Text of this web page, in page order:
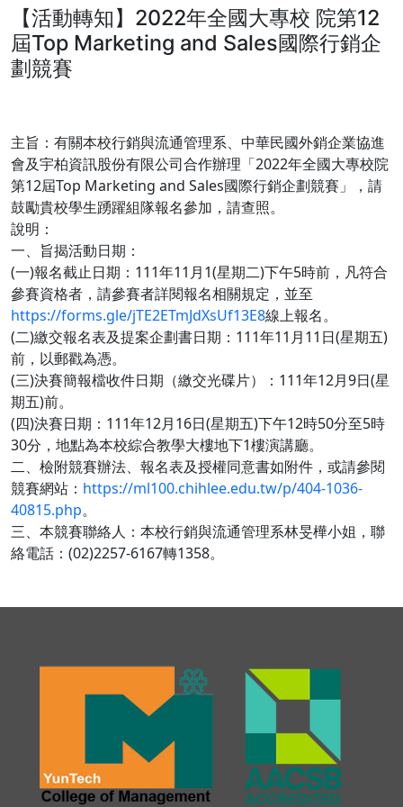
【活動轉知】2022年全國大專校 院第12
屆Top Marketing and Sales國際行銷企
劃競賽
主旨：​有關本校行銷與流通管理系、中華民國外銷企業協進
會及宇柏資訊股份有限公司合作辦理「2022年全國大專校院
第12屆Top Marketing and Sales國際行銷企劃競賽」，請
鼓勵貴校學生踴躍組隊報名參加，請查照。
說明：​
一、旨揭活動日期：
(一)報名截止日期：111年11月1(星期二)下午5時前，凡符合
參賽資格者，請參賽者詳閱報名相關規定，並至
https://forms.gle/jTE2ETmJdXsUf13E8線上報名。
(二)繳交報名表及提案企劃書日期：111年11月11日(星期五)
前，以郵戳為憑。
(三)決賽簡報檔收件日期（繳交光碟片）：111年12月9日(星
期五)前。
(四)決賽日期：111年12月16日(星期五)下午12時50分至5時
30分，地點為本校綜合教學大樓地下1樓演講廳。
二、檢附競賽辦法、報名表及授權同意書如附件，或請參閱
競賽網站： https://ml100.chihlee.edu.tw/p/404-1036-
40815.php。
三、本競賽聯絡人：本校行銷與流通管理系林旻樺小姐，聯
絡電話：(02)2257-6167轉1358。